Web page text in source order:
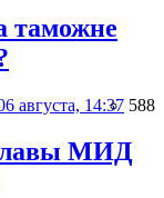
таможне
августа, 14:37 588
МИД